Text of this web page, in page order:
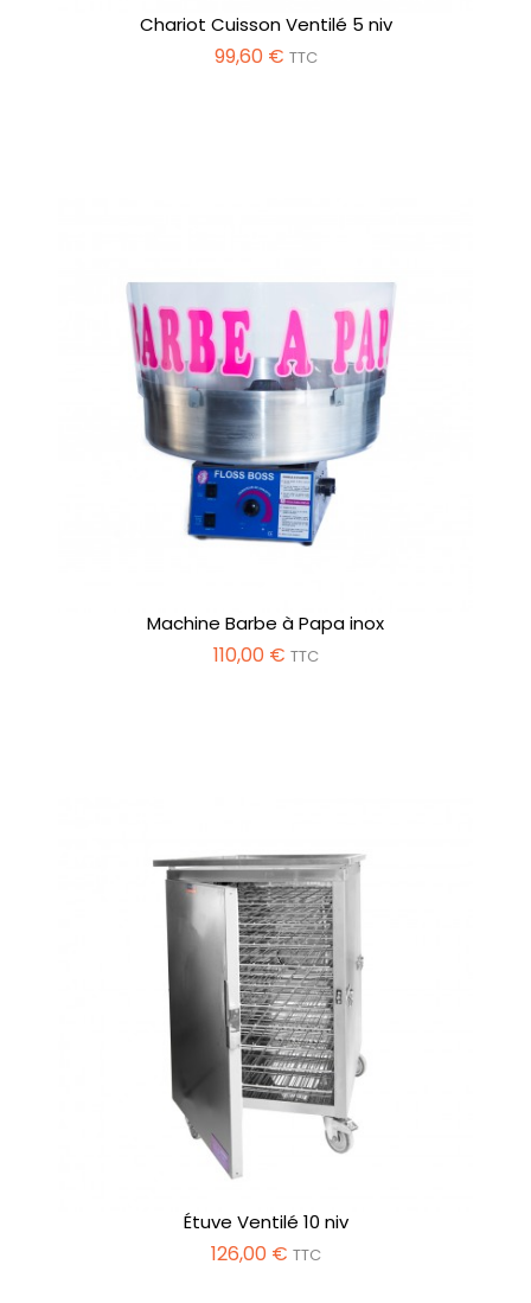
Chariot Cuisson Ventilé 5 niv
99,60 € TTC
Machine Barbe à Papa inox
110,00 € TTC
Étuve Ventilé 10 niv
126,00 € TTC